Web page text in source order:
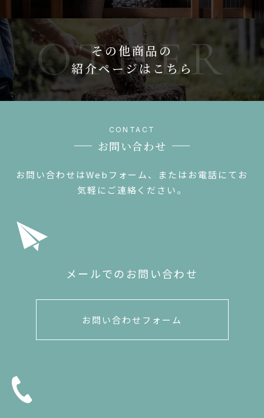
その他商品の
紹介ページはこちら
お問い合わせ
お問い合わせはWebフォーム、またはお電話にてお
気軽にご連絡ください。
メールでのお問い合わせ
お問い合わせフォーム